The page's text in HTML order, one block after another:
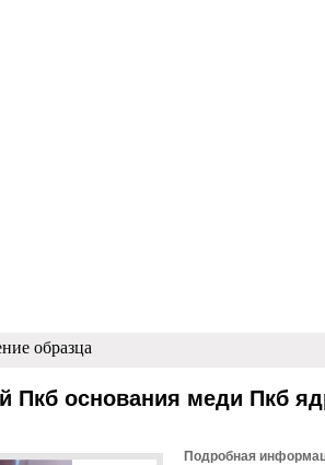
образца
Пкб основания меди Пкб
Подробная